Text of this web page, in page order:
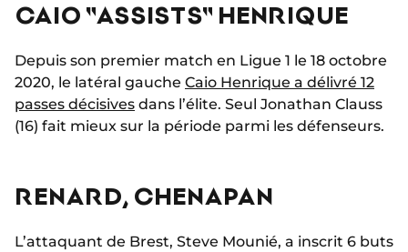
CAIO "ASSISTS" HENRIQUE
Depuis son premier match en Ligue 1 le 18 octobre
2020, le latéral gauche Caio Henrique a délivré 12
passes décisives dans l’élite. Seul Jonathan Clauss
(16) fait mieux sur la période parmi les défenseurs.
RENARD, CHENAPAN
L’attaquant de Brest, Steve Mounié, a inscrit 6 buts